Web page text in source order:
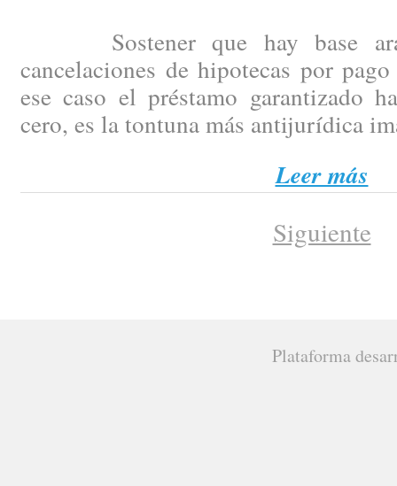
Sostener que hay base
cancelaciones de hipotecas por
ese caso el préstamo garantizado
cero, es la tontuna más antijurídica
Leer más
Siguiente
Plataforma